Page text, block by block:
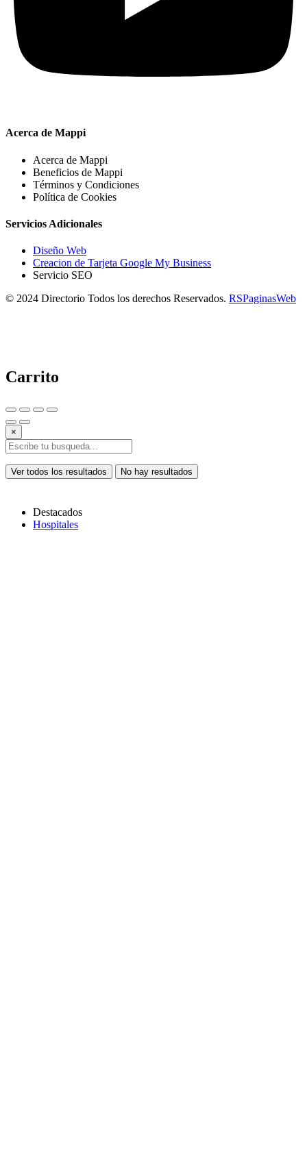
Acerca de Mappi
Acerca de Mappi
Beneficios de Mappi
Términos y Condiciones
Política de Cookies
Servicios Adicionales
Diseño Web
Creacion de Tarjeta Google My Business
Servicio SEO
© 2024 Directorio Todos los derechos Reservados. RSPaginasWeb
Carrito
×
Ver todos los resultados No hay resultados
Destacados
Hospitales